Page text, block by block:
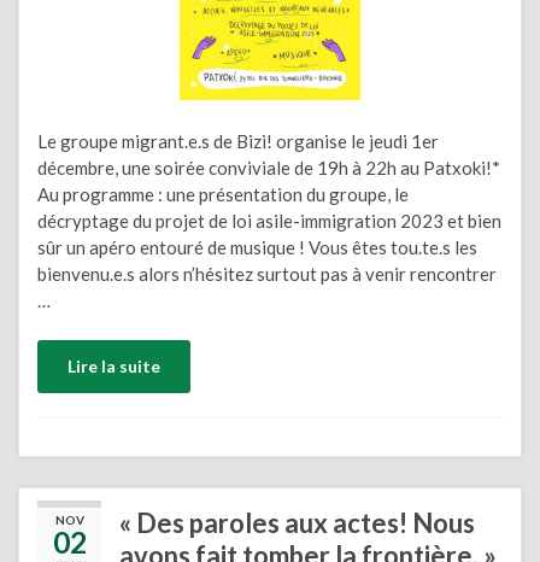
Le groupe migrant.e.s de Bizi! organise le jeudi 1er
décembre, une soirée conviviale de 19h à 22h au Patxoki!*
Au programme : une présentation du groupe, le
décryptage du projet de loi asile-immigration 2023 et bien
sûr un apéro entouré de musique ! Vous êtes tou.te.s les
bienvenu.e.s alors n’hésitez surtout pas à venir rencontrer
Lire la suite
NOV
02
« Des paroles aux actes! Nous
avons fait tomber la frontière. »